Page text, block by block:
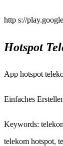
http s://
Hotspot
App hotspot
Einfaches
Keywords:
telekom hotspot,